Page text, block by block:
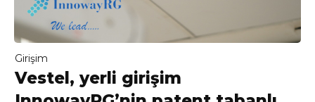
Girişim
Vestel, yerli girişim